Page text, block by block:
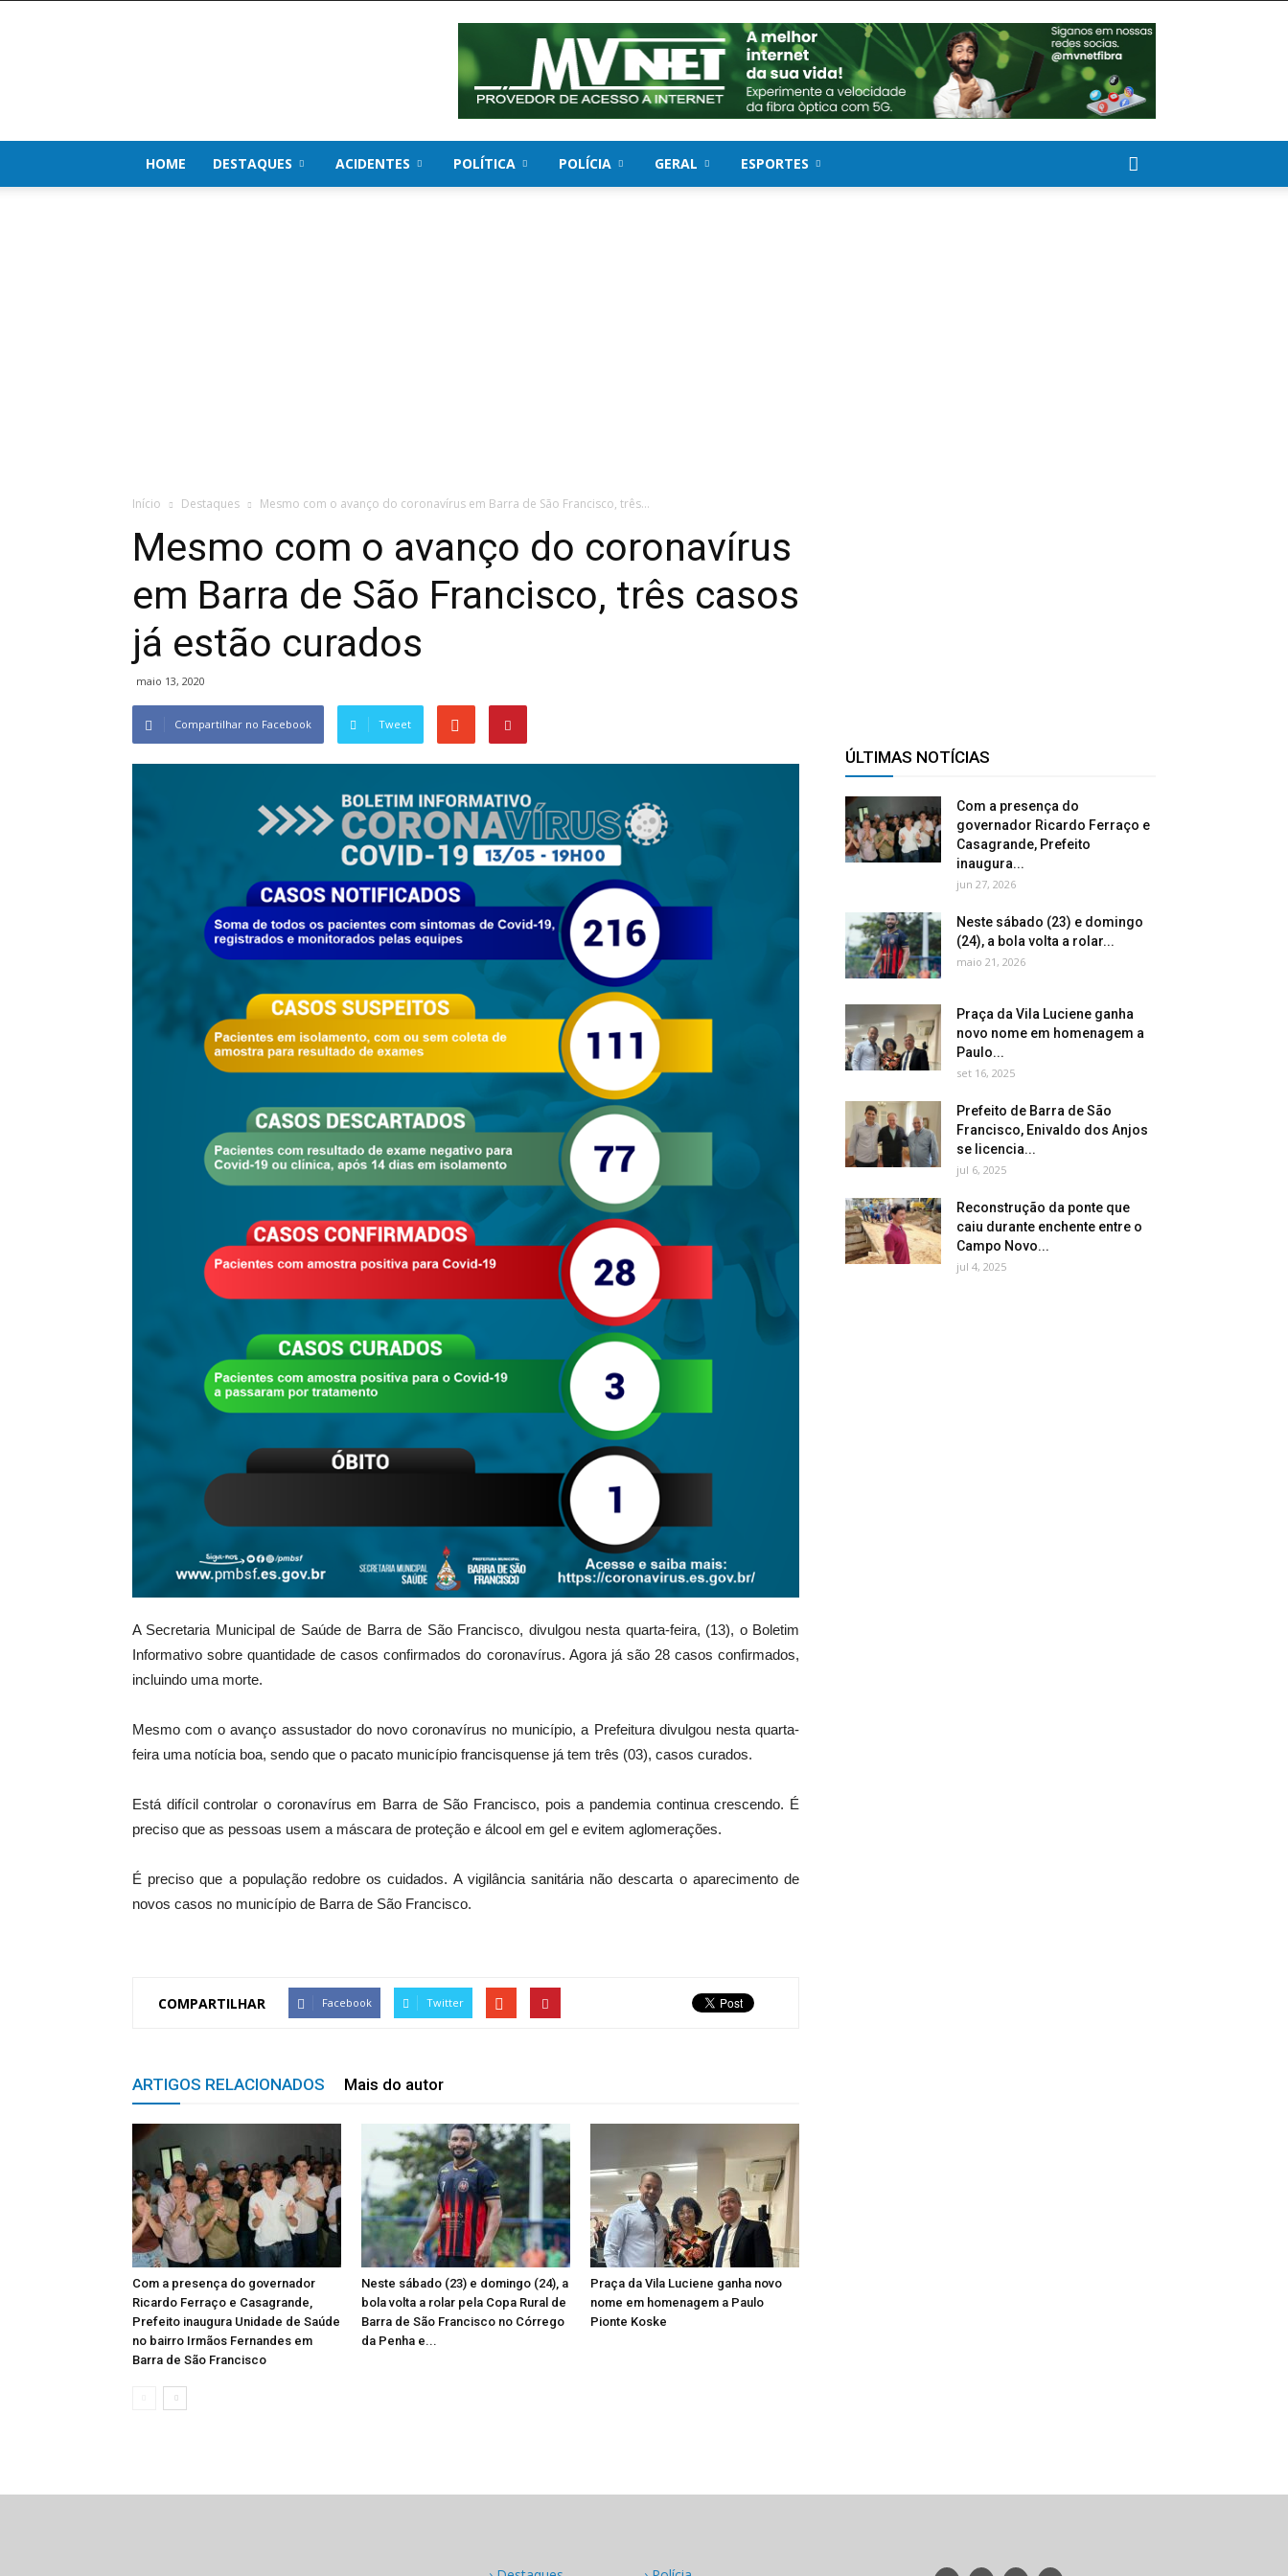
HOME DESTAQUES ACIDENTES POLÍTICA POLÍCIA GERAL ESPORTES
Início Destaques Mesmo com o avanço do coronavírus em Barra de São Francisco, três...
Mesmo com o avanço do coronavírus
em Barra de São Francisco, três casos
já estão curados
maio 13, 2020
Compartilhar no Facebook Tweet
A Secretaria Municipal de Saúde de Barra de São Francisco, divulgou nesta quarta-feira, (13), o Boletim
Informativo sobre quantidade de casos confirmados do coronavírus. Agora já são 28 casos confirmados,
incluindo uma morte.
Mesmo com o avanço assustador do novo coronavírus no município, a Prefeitura divulgou nesta quarta-
feira uma notícia boa, sendo que o pacato município francisquense já tem três (03), casos curados.
Está difícil controlar o coronavírus em Barra de São Francisco, pois a pandemia continua crescendo. É
preciso que as pessoas usem a máscara de proteção e álcool em gel e evitem aglomerações.
É preciso que a população redobre os cuidados. A vigilância sanitária não descarta o aparecimento de
novos casos no município de Barra de São Francisco.
COMPARTILHAR Facebook Twitter
ARTIGOS RELACIONADOS Mais do autor
Com a presença do governador
Ricardo Ferraço e Casagrande,
Prefeito inaugura Unidade de Saúde
no bairro Irmãos Fernandes em
Barra de São Francisco
Neste sábado (23) e domingo (24), a
bola volta a rolar pela Copa Rural de
Barra de São Francisco no Córrego
da Penha e...
Praça da Vila Luciene ganha novo
nome em homenagem a Paulo
Pionte Koske
ÚLTIMAS NOTÍCIAS
Com a presença do
governador Ricardo Ferraço e
Casagrande, Prefeito
inaugura...
jun 27, 2026
Neste sábado (23) e domingo
(24), a bola volta a rolar...
maio 21, 2026
Praça da Vila Luciene ganha
novo nome em homenagem a
Paulo...
set 16, 2025
Prefeito de Barra de São
Francisco, Enivaldo dos Anjos
se licencia...
jul 6, 2025
Reconstrução da ponte que
caiu durante enchente entre o
Campo Novo...
jul 4, 2025